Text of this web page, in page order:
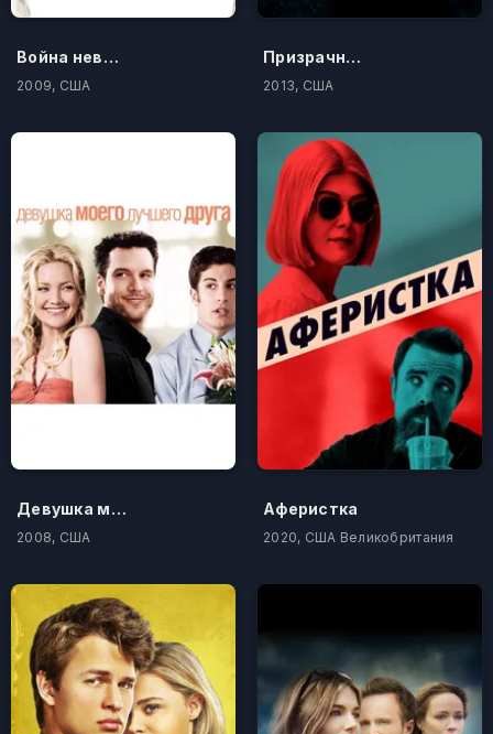
Война невест
2009, США
Призрачный патруль
2013, США
Девушка моего лучшего друга
2008, США
Аферистка
2020, США Великобритания